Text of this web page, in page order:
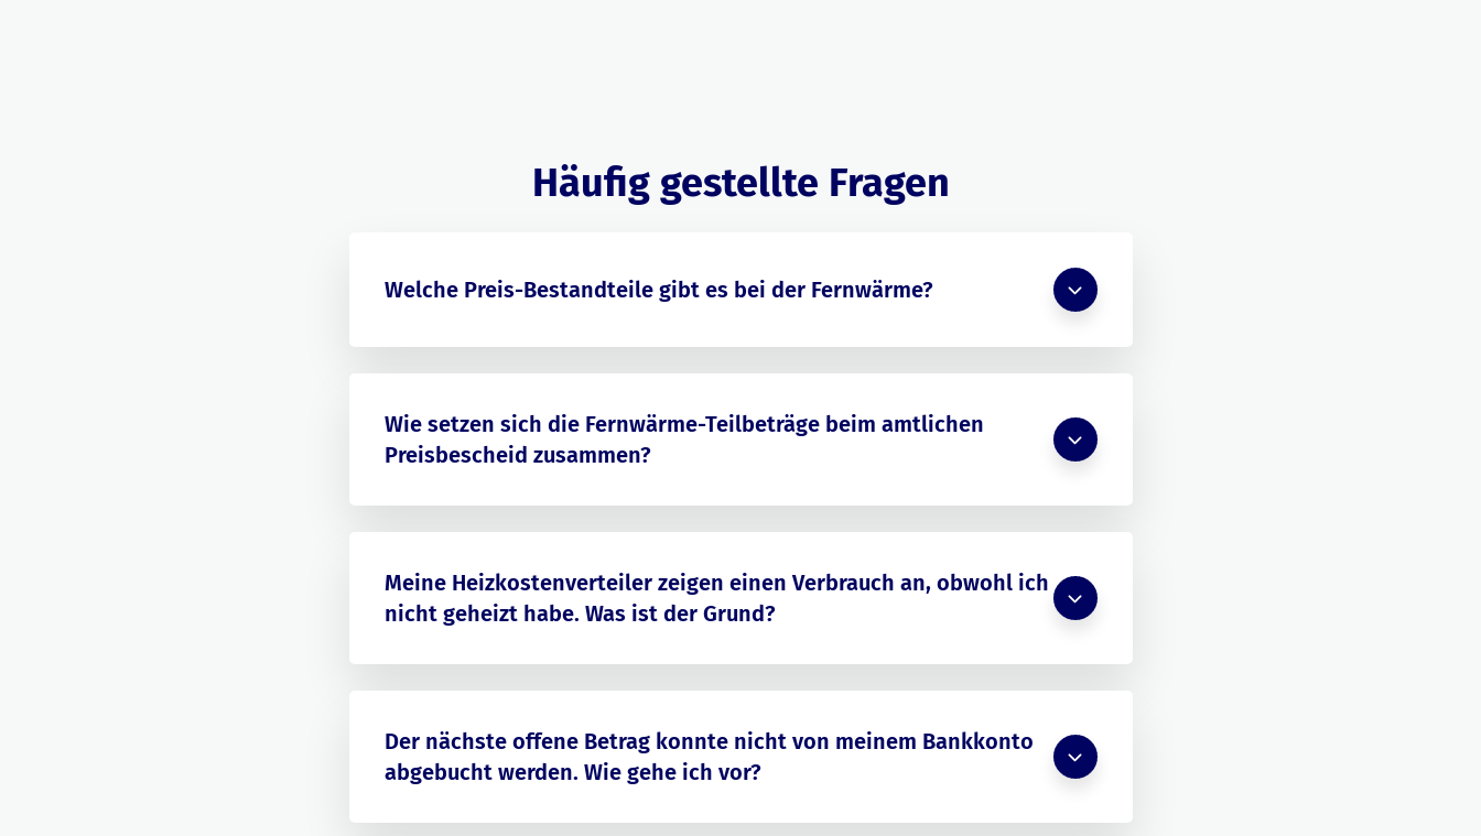
Häufig gestellte Fragen
Welche Preis-Bestandteile gibt es bei der Fernwärme?
Wie setzen sich die Fernwärme-Teilbeträge beim amtlichen
Preisbescheid zusammen?
Meine Heizkostenverteiler zeigen einen Verbrauch an, obwohl ich
nicht geheizt habe. Was ist der Grund?
Der nächste offene Betrag konnte nicht von meinem Bankkonto
abgebucht werden. Wie gehe ich vor?